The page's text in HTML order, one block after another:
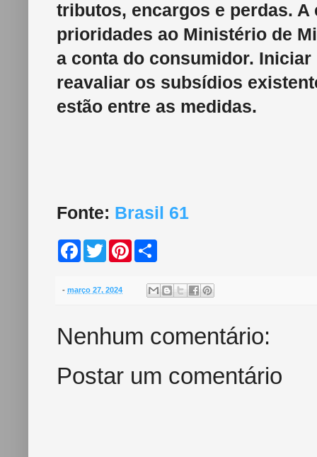
tributos, encargos e perdas.
prioridades ao Ministério de
a conta do consumidor.
reavaliar os subsídios
estão entre as medidas.
Fonte: Brasil 61
F
b
T
w
t
P
t
e
- março 27, 2024
Nenhum comentário:
Postar um comentário